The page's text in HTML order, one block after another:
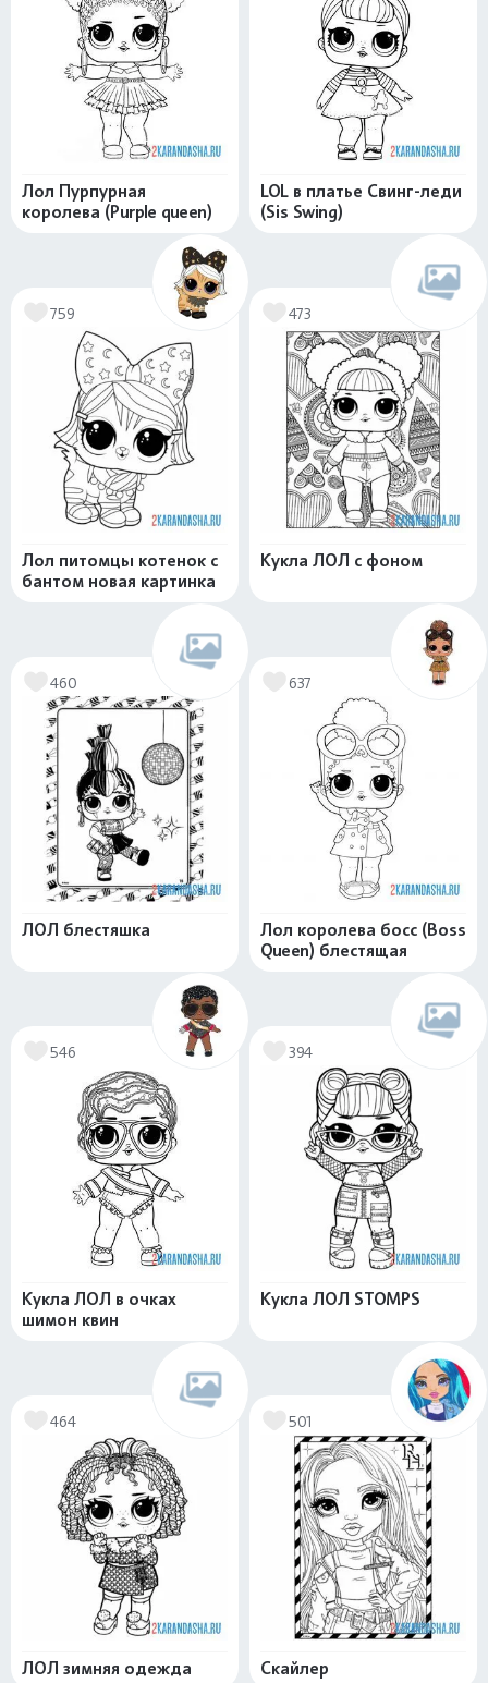
Лол Пурпурная
королева (Purple queen)
LOL в платье Свинг-леди
(Sis Swing)
759
Лол питомцы котенок с
бантом новая картинка
473
Кукла ЛОЛ с фоном
460
ЛОЛ блестяшка
637
Лол королева босс (Boss
Queen) блестящая
546
Кукла ЛОЛ в очках
шимон квин
394
Кукла ЛОЛ STOMPS
464
ЛОЛ зимняя одежда
501
Скайлер